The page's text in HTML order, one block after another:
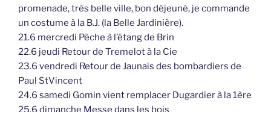
promenade, très belle ville, bon déjeuné, je commande
un costume à la B.J. (la Belle Jardinière).
21.6 mercredi Pêche à l’étang de Brin
22.6 jeudi Retour de Tremelot à la Cie
23.6 vendredi Retour de Jaunais des bombardiers de
Paul StVincent
24.6 samedi Gomin vient remplacer Dugardier à la 1ère
25.6 dimanche Messe dans les bois